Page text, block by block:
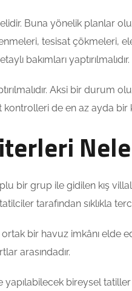
Buna yönelik planlar
tesisat çökmeleri,
bakımları yaptırılmalıdır.
Aksi bir durum
de en az ayda bir
bir grup ile gidilen kış
tarafından sıklıkla
bir havuz imkânı elde
arasındadır.
bireysel